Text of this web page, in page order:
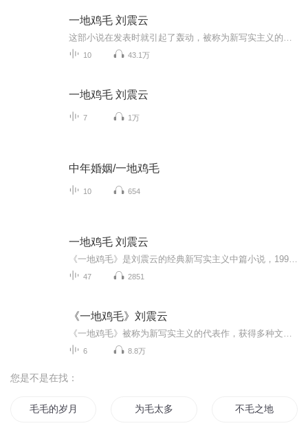
一地鸡毛 刘震云
10 43.1万
一地鸡毛 刘震云
7 1万
中年婚姻/一地鸡毛
10 654
一地鸡毛 刘震云
47 2851
《一地鸡毛》刘震云
6 8.8万
您是不是在找：
毛毛的岁月 为毛太多 不毛之地